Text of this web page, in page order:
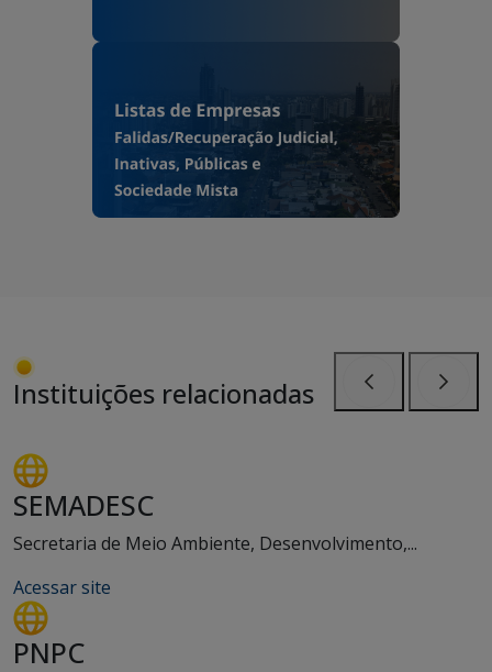
Instituições relacionadas
SEMADESC
Secretaria de Meio Ambiente, Desenvolvimento,...
Acessar site
PNPC